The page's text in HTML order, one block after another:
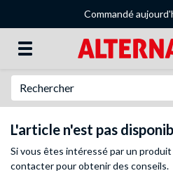
Commandé
L'article n'est pas
Si vous êtes intéressé par un
contacterpour obtenir des conseils.